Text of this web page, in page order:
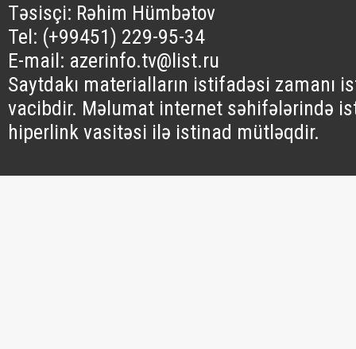
Təsisçi: Rəhim Hümbətov
Tel: (+99451) 229-95-34
E-mail: azerinfo.tv@list.ru
Saytdakı materialların istifadəsi zamanı
vacibdir. Məlumat internet səhifələrində
hiperlink vasitəsi ilə istinad mütləqdir.